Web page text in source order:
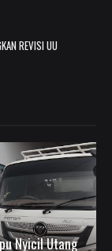
REVISI UU
Nyicil Utang